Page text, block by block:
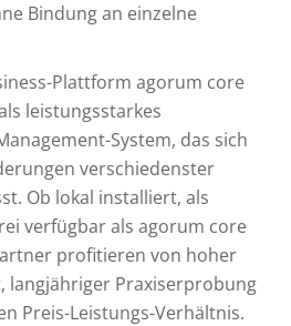
Bindung an einzelne
Plattform agorum core
leistungsstarkes
System, das sich
verschiedenster
Ob lokal installiert, als
verfügbar als agorum core
profitieren von hoher
langjähriger Praxiserprobung
Preis-Leistungs-Verhältnis.